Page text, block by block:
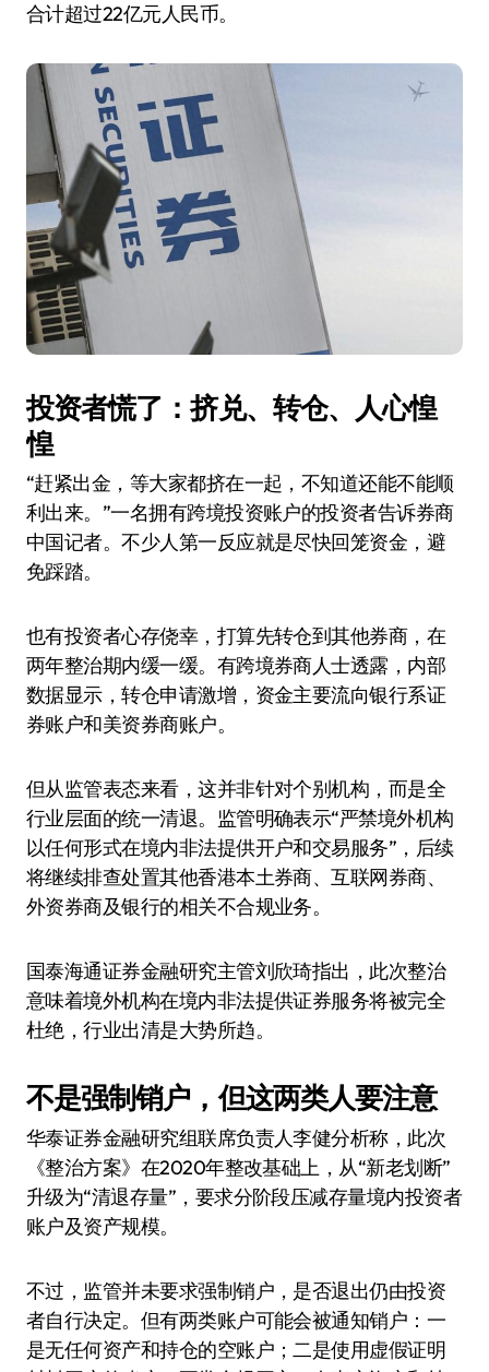
合计超过22亿元人民币。
投资者慌了：挤兑、转仓、人心惶
惶
“赶紧出金，等大家都挤在一起，不知道还能不能顺
利出来。”一名拥有跨境投资账户的投资者告诉券商
中国记者。不少人第一反应就是尽快回笼资金，避
免踩踏。
也有投资者心存侥幸，打算先转仓到其他券商，在
两年整治期内缓一缓。有跨境券商人士透露，内部
数据显示，转仓申请激增，资金主要流向银行系证
券账户和美资券商账户。
但从监管表态来看，这并非针对个别机构，而是全
行业层面的统一清退。监管明确表示“严禁境外机构
以任何形式在境内非法提供开户和交易服务”，后续
将继续排查处置其他香港本土券商、互联网券商、
外资券商及银行的相关不合规业务。
国泰海通证券金融研究主管刘欣琦指出，此次整治
意味着境外机构在境内非法提供证券服务将被完全
杜绝，行业出清是大势所趋。
不是强制销户，但这两类人要注意
华泰证券金融研究组联席负责人李健分析称，此次
《整治方案》在2020年整改基础上，从“新老划断”
升级为“清退存量”，要求分阶段压减存量境内投资者
账户及资产规模。
不过，监管并未要求强制销户，是否退出仍由投资
者自行决定。但有两类账户可能会被通知销户：一
是无任何资产和持仓的空账户；二是使用虚假证明